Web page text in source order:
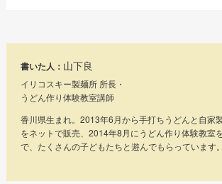
書いた人： 山下良
イリコスキー製麺所 所長・
うどん作り体験教室講師
香川県生まれ。2013年6月から手打ちうどんと自家
をネットで販売、2014年8月にうどん作り体験教室
で、たくさんの子どもたちと遊んでもらっています。